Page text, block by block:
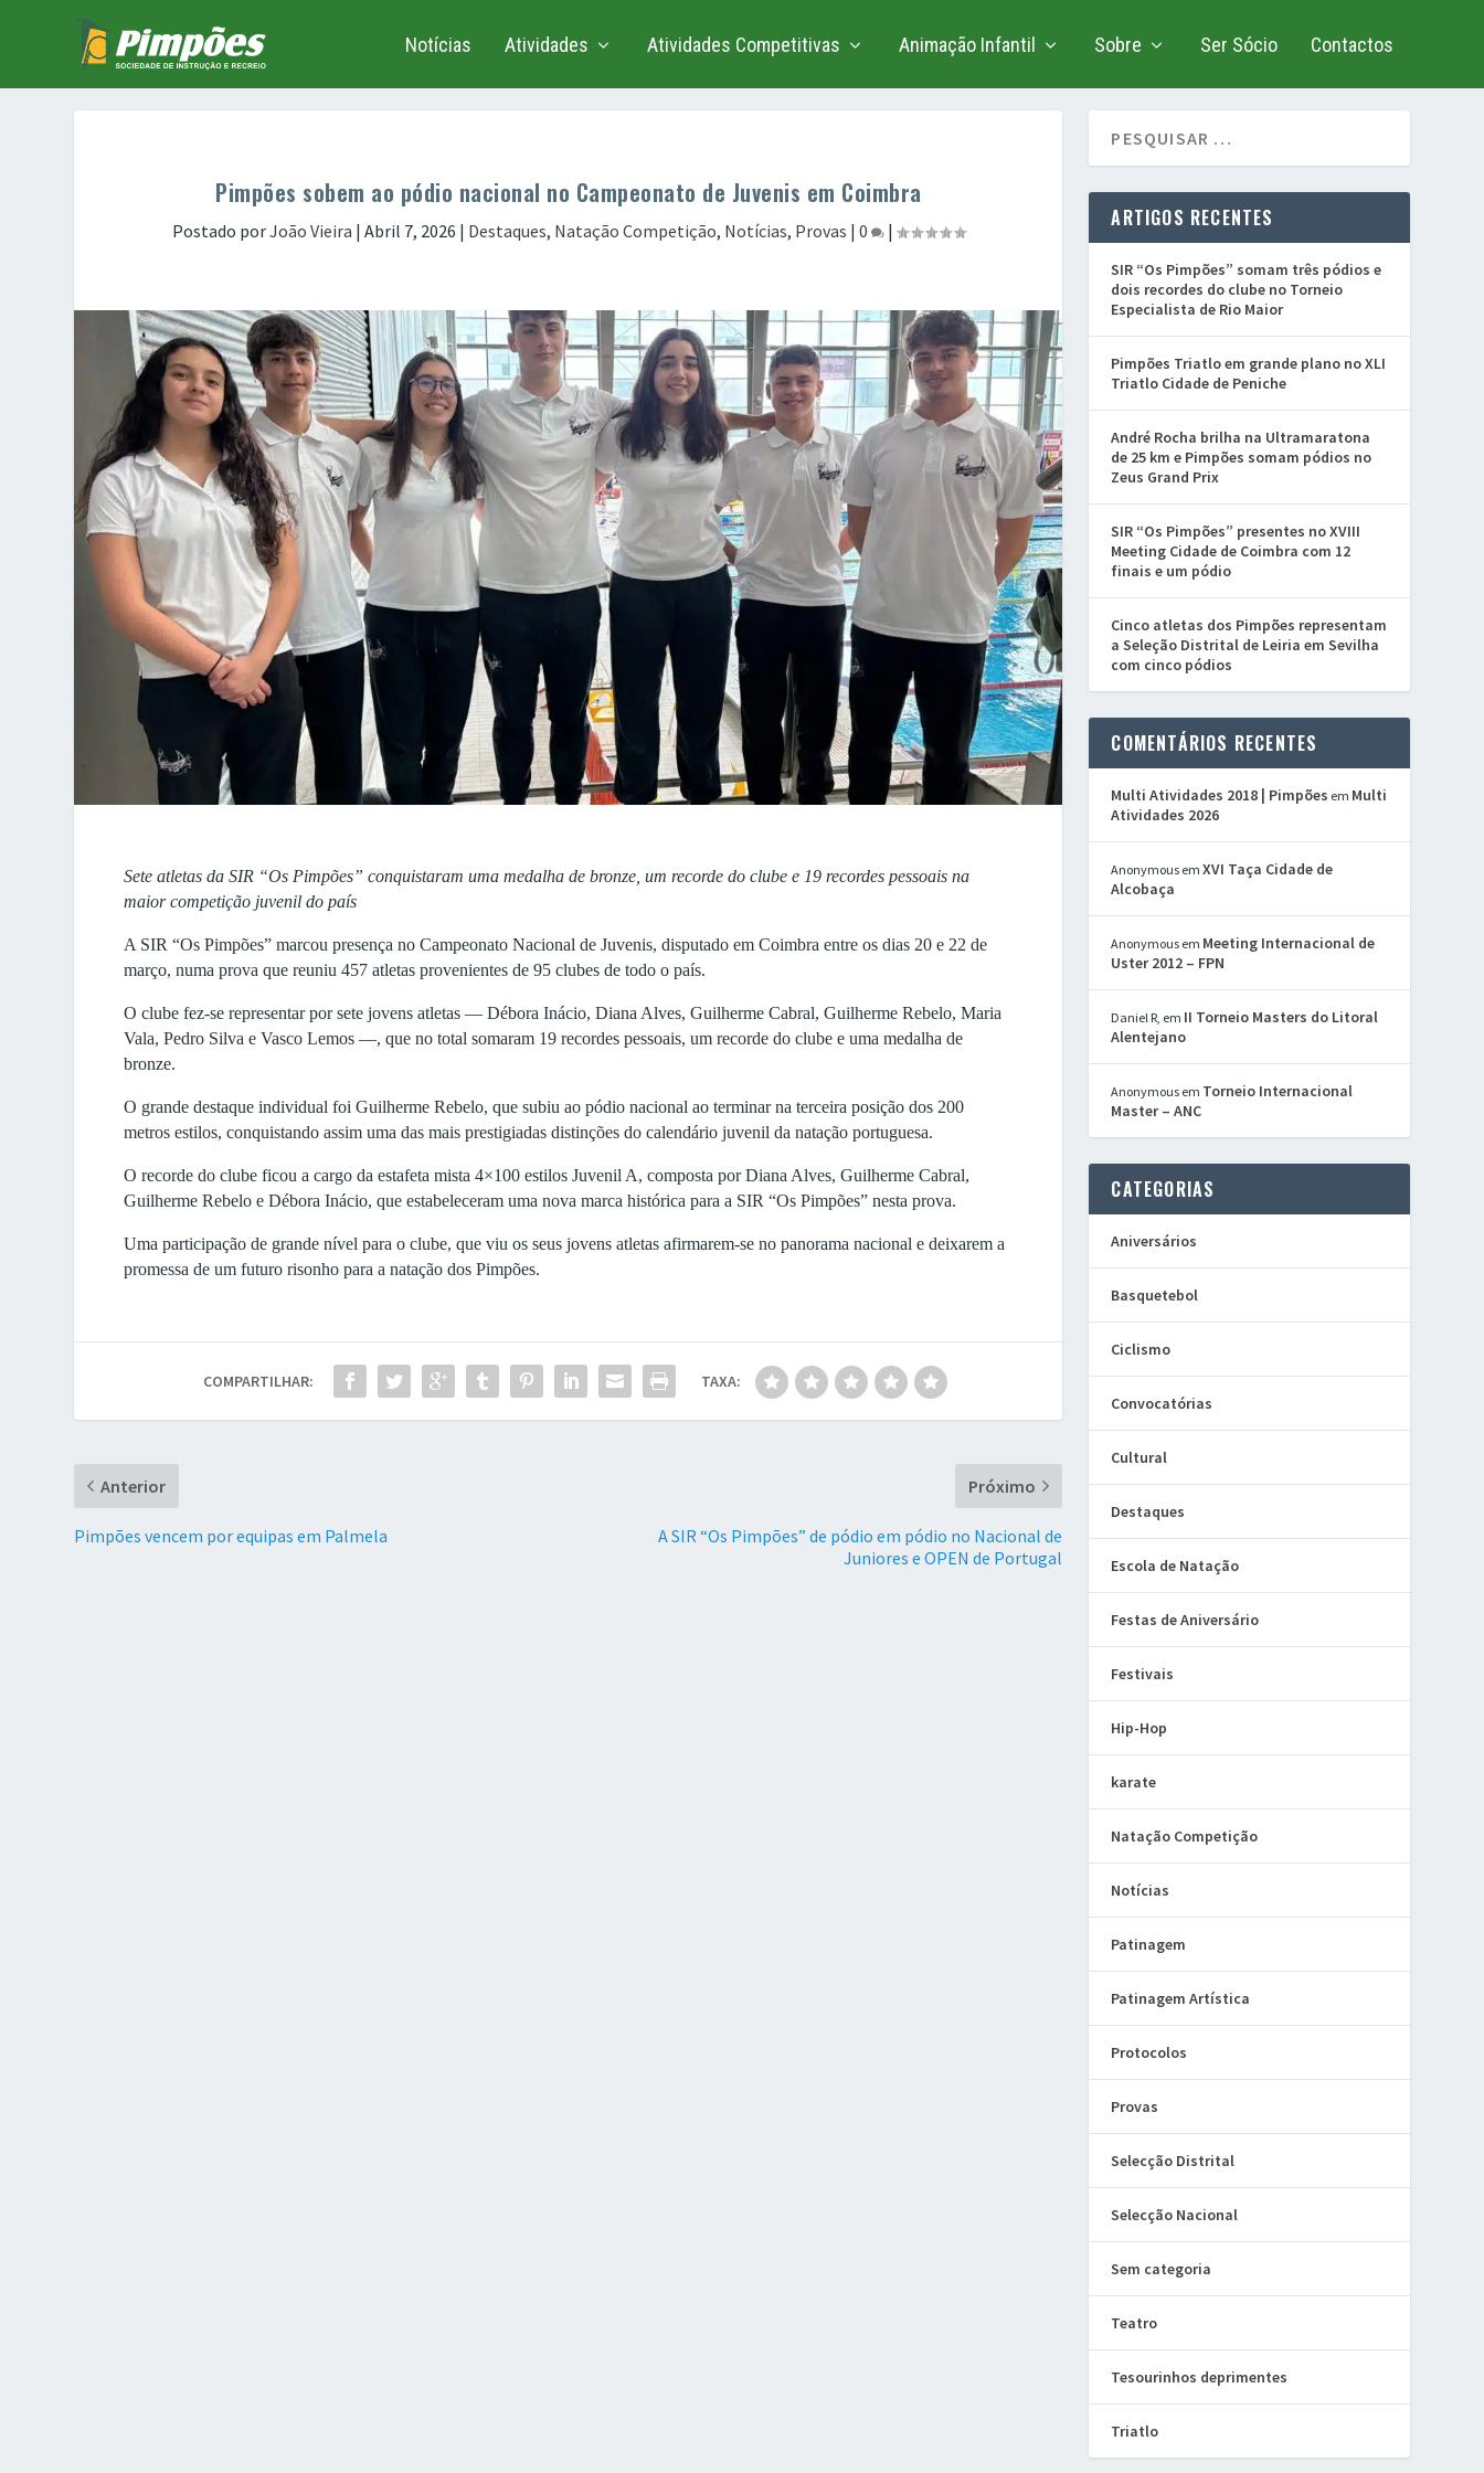
Notícias Atividades Atividades Competitivas Animação Infantil Sobre Ser Sócio Contactos
Pimpões sobem ao pódio nacional no Campeonato de Juvenis em Coimbra
Postado porJoão Vieira | Abril 7, 2026 | Destaques, Natação Competição, Notícias, Provas | 0 |
Sete atletas da SIR “Os Pimpões” conquistaram uma medalha de bronze, um recorde do clube e 19 recordes pessoais na
maior competição juvenil do país
A SIR “Os Pimpões” marcou presença no Campeonato Nacional de Juvenis, disputado em Coimbra entre os dias 20 e 22 de
março, numa prova que reuniu 457 atletas provenientes de 95 clubes de todo o país.
O clube fez-se representar por sete jovens atletas — Débora Inácio, Diana Alves, Guilherme Cabral, Guilherme Rebelo, Maria
Vala, Pedro Silva e Vasco Lemos —, que no total somaram 19 recordes pessoais, um recorde do clube e uma medalha de
bronze.
O grande destaque individual foi Guilherme Rebelo, que subiu ao pódio nacional ao terminar na terceira posição dos 200
metros estilos, conquistando assim uma das mais prestigiadas distinções do calendário juvenil da natação portuguesa.
O recorde do clube ficou a cargo da estafeta mista 4×100 estilos Juvenil A, composta por Diana Alves, Guilherme Cabral,
Guilherme Rebelo e Débora Inácio, que estabeleceram uma nova marca histórica para a SIR “Os Pimpões” nesta prova.
Uma participação de grande nível para o clube, que viu os seus jovens atletas afirmarem-se no panorama nacional e deixarem a
promessa de um futuro risonho para a natação dos Pimpões.
COMPARTILHAR: TAXA:
Anterior
Pimpões vencem por equipas em Palmela
Próximo
A SIR “Os Pimpões” de pódio em pódio no Nacional de
Juniores e OPEN de Portugal
ARTIGOS RECENTES
SIR “Os Pimpões” somam três pódios e
dois recordes do clube no Torneio
Especialista de Rio Maior
Pimpões Triatlo em grande plano no XLI
Triatlo Cidade de Peniche
André Rocha brilha na Ultramaratona
de 25 km e Pimpões somam pódios no
Zeus Grand Prix
SIR “Os Pimpões” presentes no XVIII
Meeting Cidade de Coimbra com 12
finais e um pódio
Cinco atletas dos Pimpões representam
a Seleção Distrital de Leiria em Sevilha
com cinco pódios
COMENTÁRIOS RECENTES
Multi Atividades 2018 | Pimpões em Multi
Atividades 2026
Anonymous emXVI Taça Cidade de
Alcobaça
Anonymous em Meeting Internacional de
Uster 2012 – FPN
Daniel R, em II Torneio Masters do Litoral
Alentejano
Anonymous em Torneio Internacional
Master – ANC
CATEGORIAS
Aniversários
Basquetebol
Ciclismo
Convocatórias
Cultural
Destaques
Escola de Natação
Festas de Aniversário
Festivais
Hip-Hop
karate
Natação Competição
Notícias
Patinagem
Patinagem Artística
Protocolos
Provas
Selecção Distrital
Selecção Nacional
Sem categoria
Teatro
Tesourinhos deprimentes
Triatlo